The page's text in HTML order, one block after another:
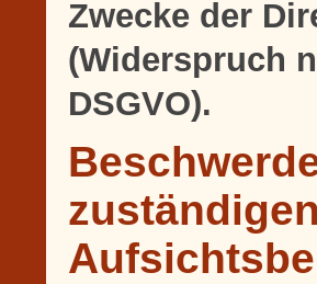
Zwecke der
(Widerspruch
DSGVO).